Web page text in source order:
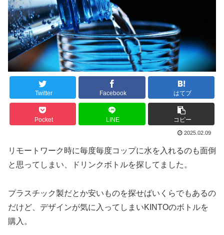
Twitter Facebook はてブ
Pocket LINE コピー
2025.02.09
リモートワーク時に毎度毎度コップに水を入れるのも面倒
と思ってしまい、ドリンクボトルを探してました。
プラスチック製だとか安いものを探せばいくらでもあるの
だけど、デザインが気に入ってしまいKINTOのボトルを
購入。